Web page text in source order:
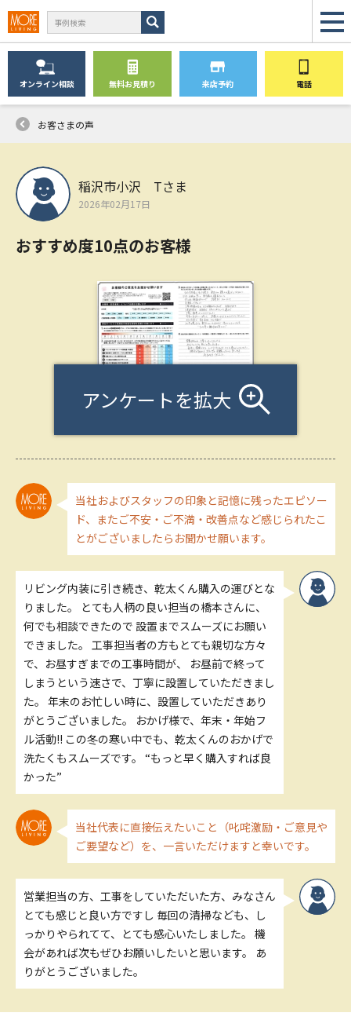
オンライン相談 無料お見積り 来店予約 電話
お客さまの声
稲沢市小沢 Tさま
2026年02月17日
おすすめ度10点のお客様
アンケートを拡大
当社およびスタッフの印象と記憶に残ったエピソー
ド、またご不安・ご不満・改善点など感じられたこ
とがございましたらお聞かせ願います。
リビング内装に引き続き、乾太くん購入の運びとな
りました。 とても人柄の良い担当の橋本さんに、
何でも相談できたので 設置までスムーズにお願い
できました。 工事担当者の方もとても親切な方々
で、お昼すぎまでの工事時間が、 お昼前で終って
しまうという速さで、丁寧に設置していただきまし
た。 年末のお忙しい時に、設置していただきあり
がとうございました。 おかげ様で、年末・年始フ
ル活動!! この冬の寒い中でも、乾太くんのおかげで
洗たくもスムーズです。 “もっと早く購入すれば良
かった”
当社代表に直接伝えたいこと（叱咤激励・ご意見や
ご要望など）を、一言いただけますと幸いです。
営業担当の方、工事をしていただいた方、みなさん
とても感じと良い方ですし 毎回の清掃なども、し
っかりやられてて、とても感心いたしました。 機
会があれば次もぜひお願いしたいと思います。 あ
りがとうございました。